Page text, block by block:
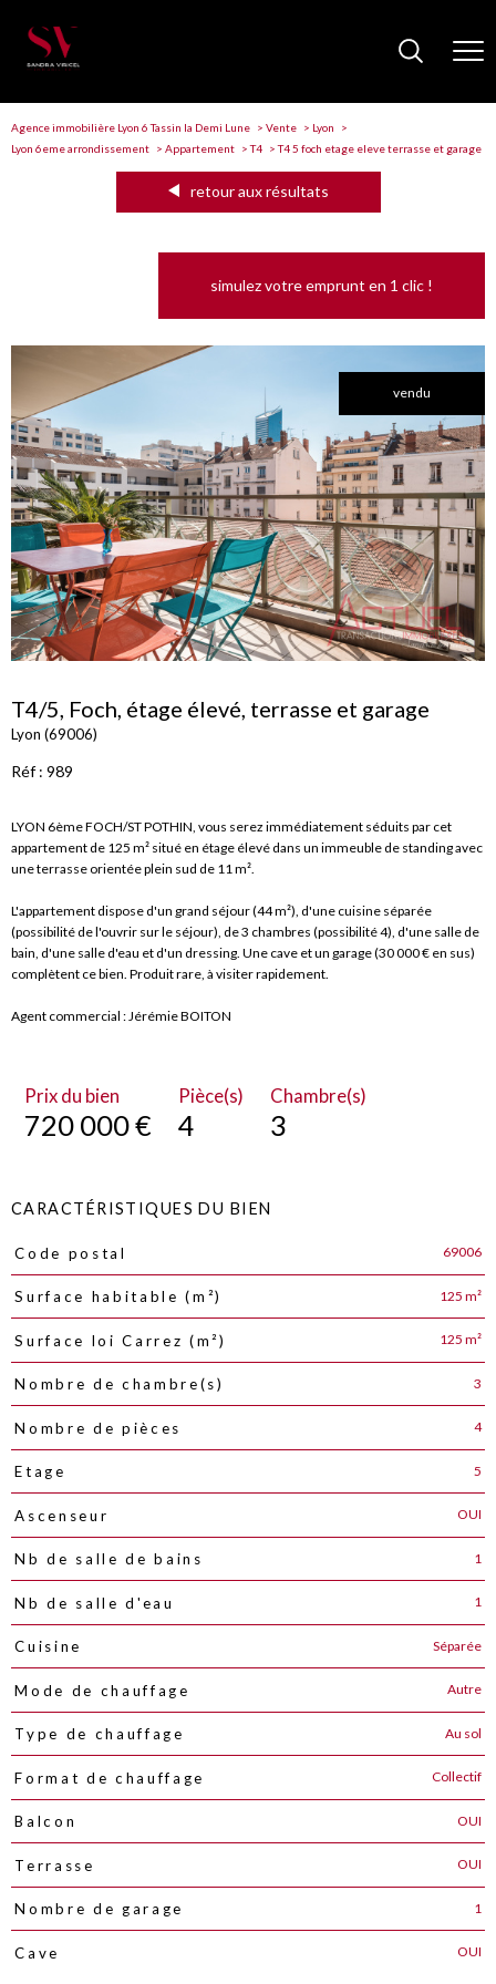
Agence immobilière Lyon 6 Tassin la Demi Lune Vente
Lyon
Lyon 6eme arrondissement
Appartement T4 T4 5 foch etage eleve terrasse et garage
retour aux résultats
simulez votre emprunt en 1 clic !
vendu
T4/5, Foch, étage élevé, terrasse et garage
Lyon (69006)
Réf : 989
LYON 6ème FOCH/ST POTHIN, vous serez immédiatement séduits par cet
appartement de 125 m² situé en étage élevé dans un immeuble de standing avec
une terrasse orientée plein sud de 11 m².
L'appartement dispose d'un grand séjour (44 m²), d'une cuisine séparée
(possibilité de l'ouvrir sur le séjour), de 3 chambres (possibilité 4), d'une salle de
bain, d'une salle d'eau et d'un dressing. Une cave et un garage (30 000 € en sus)
complètent ce bien. Produit rare, à visiter rapidement.
Agent commercial : Jérémie BOITON
Prix du bien
720 000 €
Pièce(s)
4
Chambre(s)
3
CARACTÉRISTIQUES DU BIEN
Caractéristiques Valeurs
Code postal 69006
Surface habitable (m²) 125 m²
Surface loi Carrez (m²) 125 m²
Nombre de chambre(s) 3
Nombre de pièces 4
Etage 5
Ascenseur OUI
Nb de salle de bains 1
Nb de salle d'eau 1
Cuisine Séparée
Mode de chauffage Autre
Type de chauffage Au sol
Format de chauffage Collectif
Balcon OUI
Terrasse OUI
Nombre de garage 1
Cave OUI